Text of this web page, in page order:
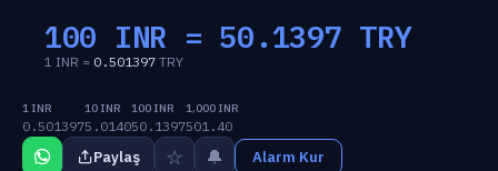
100 INR = 50.1397 TRY
1 INR = 0.501397 TRY
1 INR
0.501397
10 INR
5.0140
100 INR
50.1397
1,000 INR
501.40
Paylaş ☆ 🔔 Alarm Kur